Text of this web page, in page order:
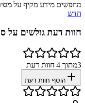
מחפשים מידע מקיף על
חדש
חוות דעת גולשים על
3מתוך 4 חוות דעת
הוסף חוות דעת